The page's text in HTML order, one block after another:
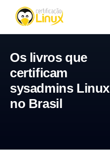
Os livros que
certificam
sysadmins Linux
no Brasil